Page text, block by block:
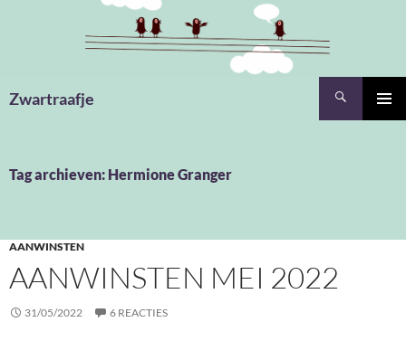
Zwartraafje
Tag archieven: Hermione Granger
AANWINSTEN
AANWINSTEN MEI 2022
31/05/2022 6 REACTIES